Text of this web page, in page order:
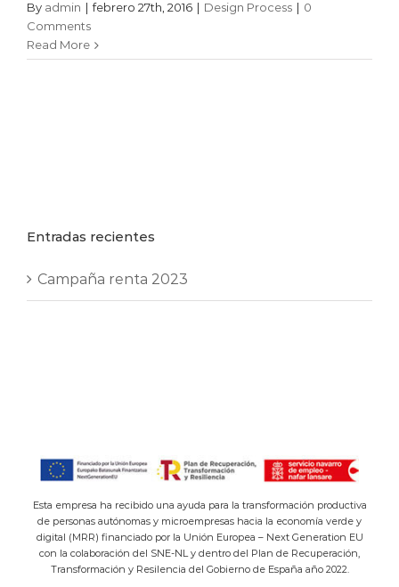
By admin | febrero 27th, 2016 | Design Process | 0
Comments
Read More
Entradas recientes
Campaña renta 2023
Esta empresa ha recibido una ayuda para la transformación productiva
de personas autónomas y microempresas hacia la economía verde y
digital (MRR) financiado por la Unión Europea – Next Generation EU
con la colaboración del SNE-NL y dentro del Plan de Recuperación,
Transformación y Resilencia del Gobierno de España año 2022.